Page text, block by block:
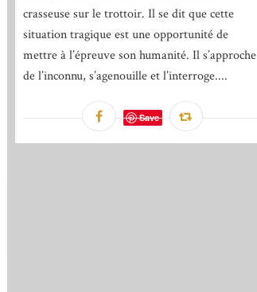
crasseuse sur le trottoir. Il se dit que cette
situation tragique est une opportunité de
mettre à l’épreuve son humanité. Il s’approche
de l’inconnu, s’agenouille et l’interroge....
Save